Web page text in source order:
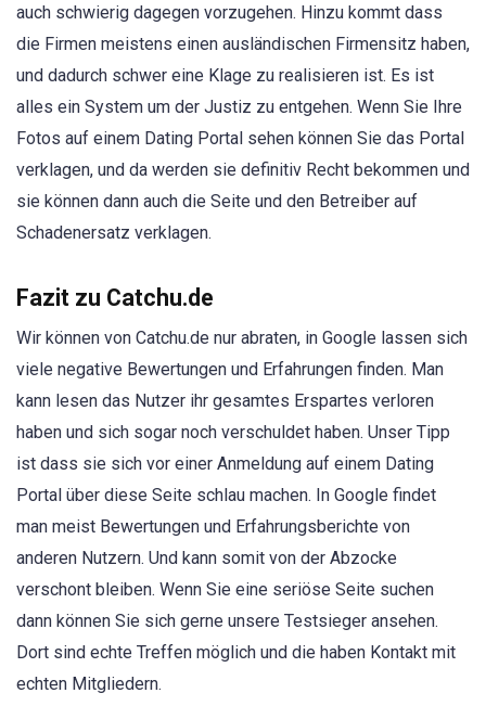
auch schwierig dagegen vorzugehen. Hinzu kommt dass
die Firmen meistens einen ausländischen Firmensitz haben,
und dadurch schwer eine Klage zu realisieren ist. Es ist
alles ein System um der Justiz zu entgehen. Wenn Sie Ihre
Fotos auf einem Dating Portal sehen können Sie das Portal
verklagen, und da werden sie definitiv Recht bekommen und
sie können dann auch die Seite und den Betreiber auf
Schadenersatz verklagen.
Fazit zu Catchu.de
Wir können von Catchu.de nur abraten, in Google lassen sich
viele negative Bewertungen und Erfahrungen finden. Man
kann lesen das Nutzer ihr gesamtes Erspartes verloren
haben und sich sogar noch verschuldet haben. Unser Tipp
ist dass sie sich vor einer Anmeldung auf einem Dating
Portal über diese Seite schlau machen. In Google findet
man meist Bewertungen und Erfahrungsberichte von
anderen Nutzern. Und kann somit von der Abzocke
verschont bleiben. Wenn Sie eine seriöse Seite suchen
dann können Sie sich gerne unsere Testsieger ansehen.
Dort sind echte Treffen möglich und die haben Kontakt mit
echten Mitgliedern.